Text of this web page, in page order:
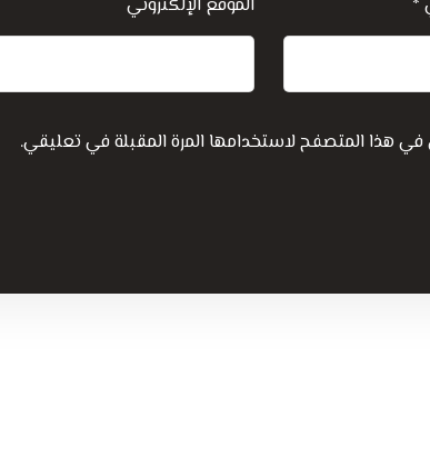
* الموقع الإلكتروني
في هذا المتصفح لاستخدامها المرة المقبلة في تعليقي.